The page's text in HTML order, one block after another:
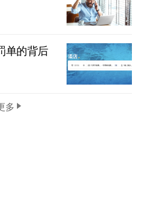
单的背后
多